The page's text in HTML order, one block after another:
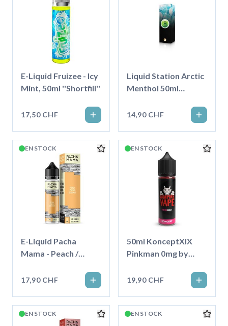
E-Liquid Fruizee - Icy
Mint, 50ml ''Shortfill''
17,50 CHF
Liquid Station Arctic
Menthol 50ml
14,90 CHF
EN STOCK
E-Liquid Pacha
Mama - Peach /
50ml
17,90 CHF
EN STOCK
50ml KonceptXIX
Pinkman 0mg by
19,90 CHF
EN STOCK EN STOCK